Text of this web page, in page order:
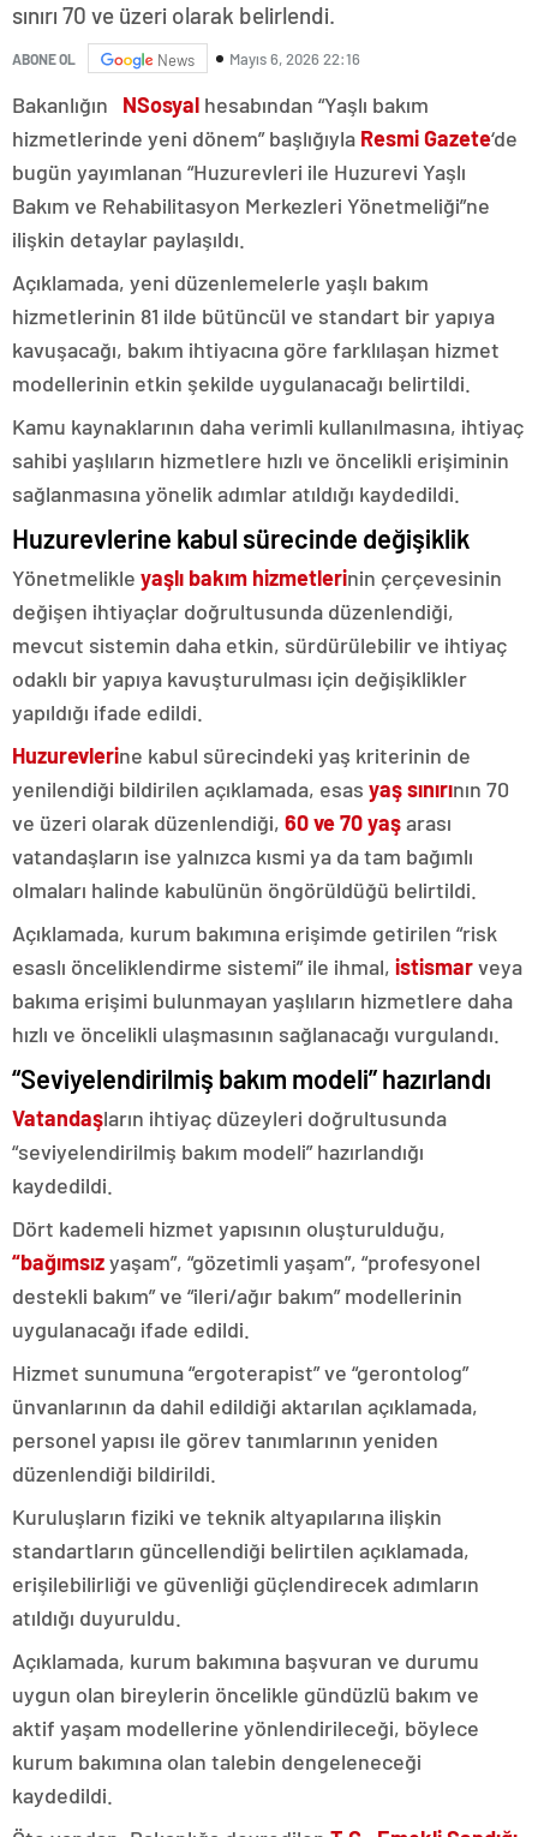
sınırı 70 ve üzeri olarak belirlendi.
ABONE OL News Mayıs 6, 2026 22:16
Bakanlığın NSosyal hesabından “Yaşlı bakım
hizmetlerinde yeni dönem” başlığıyla Resmi Gazete‘de
bugün yayımlanan “Huzurevleri ile Huzurevi Yaşlı
Bakım ve Rehabilitasyon Merkezleri Yönetmeliği”ne
ilişkin detaylar paylaşıldı.
Açıklamada, yeni düzenlemelerle yaşlı bakım
hizmetlerinin 81 ilde bütüncül ve standart bir yapıya
kavuşacağı, bakım ihtiyacına göre farklılaşan hizmet
modellerinin etkin şekilde uygulanacağı belirtildi.
Kamu kaynaklarının daha verimli kullanılmasına, ihtiyaç
sahibi yaşlıların hizmetlere hızlı ve öncelikli erişiminin
sağlanmasına yönelik adımlar atıldığı kaydedildi.
Huzurevlerine kabul sürecinde değişiklik
Yönetmelikle yaşlı bakım hizmetlerinin çerçevesinin
değişen ihtiyaçlar doğrultusunda düzenlendiği,
mevcut sistemin daha etkin, sürdürülebilir ve ihtiyaç
odaklı bir yapıya kavuşturulması için değişiklikler
yapıldığı ifade edildi.
Huzurevlerine kabul sürecindeki yaş kriterinin de
yenilendiği bildirilen açıklamada, esas yaş sınırının 70
ve üzeri olarak düzenlendiği, 60 ve 70 yaşarası
vatandaşların ise yalnızca kısmi ya da tam bağımlı
olmaları halinde kabulünün öngörüldüğü belirtildi.
Açıklamada, kurum bakımına erişimde getirilen “risk
esaslı önceliklendirme sistemi” ile ihmal, istismarveya
bakıma erişimi bulunmayan yaşlıların hizmetlere daha
hızlı ve öncelikli ulaşmasının sağlanacağı vurgulandı.
“Seviyelendirilmiş bakım modeli” hazırlandı
Vatandaşların ihtiyaç düzeyleri doğrultusunda
“seviyelendirilmiş bakım modeli” hazırlandığı
kaydedildi.
Dört kademeli hizmet yapısının oluşturulduğu,
“bağımsızyaşam”, “gözetimli yaşam”, “profesyonel
destekli bakım” ve “ileri/ağır bakım” modellerinin
uygulanacağı ifade edildi.
Hizmet sunumuna “ergoterapist” ve “gerontolog”
ünvanlarının da dahil edildiği aktarılan açıklamada,
personel yapısı ile görev tanımlarının yeniden
düzenlendiği bildirildi.
Kuruluşların fiziki ve teknik altyapılarına ilişkin
standartların güncellendiği belirtilen açıklamada,
erişilebilirliği ve güvenliği güçlendirecek adımların
atıldığı duyuruldu.
Açıklamada, kurum bakımına başvuran ve durumu
uygun olan bireylerin öncelikle gündüzlü bakım ve
aktif yaşam modellerine yönlendirileceği, böylece
kurum bakımına olan talebin dengeleneceği
kaydedildi.